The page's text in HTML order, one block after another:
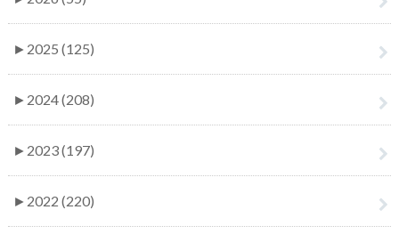
► 2025 (125)
► 2024 (208)
► 2023 (197)
► 2022 (220)